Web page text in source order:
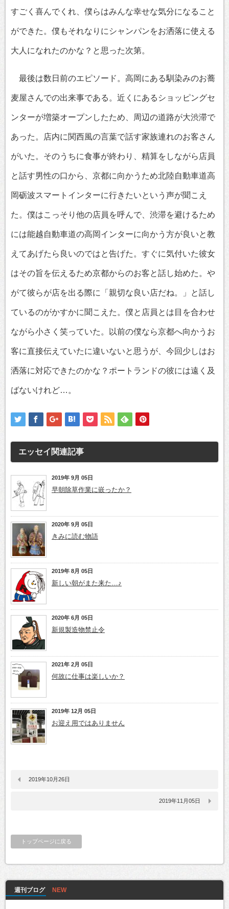
すごく喜んでくれ、僕らはみんな幸せな気分になること
ができた。僕もそれなりにシャンパンをお洒落に使える
大人になれたのかな？と思った次第。
最後は数日前のエピソード。高岡にある馴染みのお蕎
麦屋さんでの出来事である。近くにあるショッピングセ
ンターが増築オープンしたため、周辺の道路が大渋滞で
あった。店内に関西風の言葉で話す家族連れのお客さん
がいた。そのうちに食事が終わり、精算をしながら店員
と話す男性の口から、京都に向かうため北陸自動車道高
岡砺波スマートインターに行きたいという声が聞こえ
た。僕はこっそり他の店員を呼んで、渋滞を避けるため
には能越自動車道の高岡インターに向かう方が良いと教
えてあげたら良いのではと告げた。すぐに気付いた彼女
はその旨を伝えるため京都からのお客と話し始めた。や
がて彼らが店を出る際に「親切な良い店だね。」と話し
ているのがかすかに聞こえた。僕と店員とは目を合わせ
ながら小さく笑っていた。以前の僕なら京都へ向かうお
客に直接伝えていたに違いないと思うが、今回少しはお
洒落に対応できたのかな？ポートランドの彼には遠く及
ばないけれど…。
エッセイ 関連記事
2019年 9月 05日
早朝除草作業に嵌ったか？
2020年 9月 05日
きみに読む物語
2019年 8月 05日
新しい朝がまた来た…♪
2020年 6月 05日
新規製造物禁止令
2021年 2月 05日
何故に仕事は楽しいか？
2019年 12月 05日
お迎え用ではありません
2019年10月26日
2019年11月05日
トップページに戻る
週刊ブログ